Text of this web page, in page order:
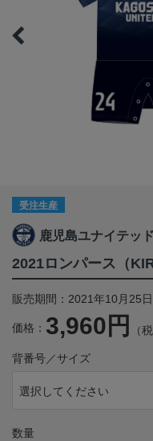
受注生産
鹿児島ユナイテッ
2021ロンパース（
販売期間：2021年10月25
価格： 3,960円 （
背番号／サイズ
選択してください
数量